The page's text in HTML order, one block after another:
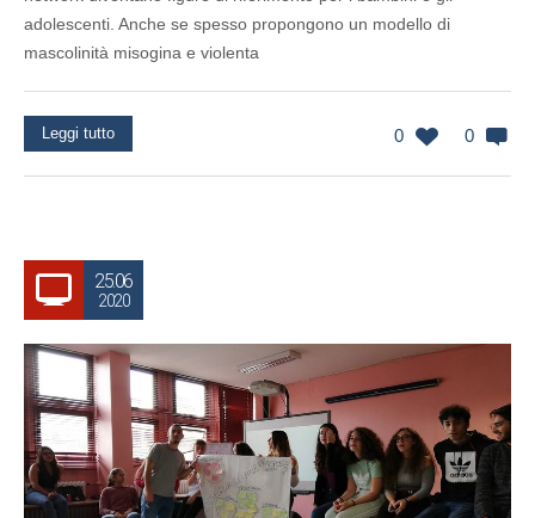
adolescenti. Anche se spesso propongono un modello di
mascolinità misogina e violenta
0 0
Leggi tutto
25.06
2020